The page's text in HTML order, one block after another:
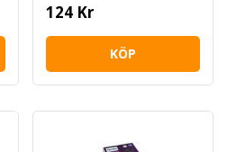
124 Kr
KÖP